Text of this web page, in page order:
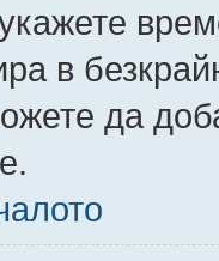
в
да